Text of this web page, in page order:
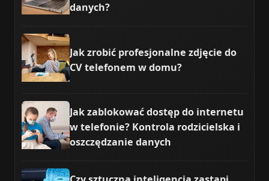
danych?
Jak zrobić profesjonalne zdjęcie do
CV telefonem w domu?
Jak zablokować dostęp do internetu
w telefonie? Kontrola rodzicielska i
oszczędzanie danych